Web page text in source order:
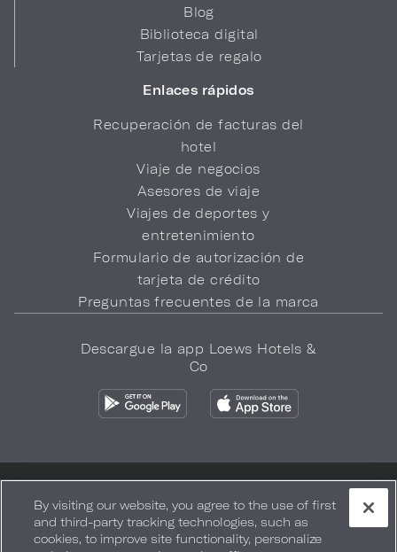
Blog
Biblioteca digital
Tarjetas de regalo
Enlaces rápidos
Recuperación de facturas del
hotel
Viaje de negocios
Asesores de viaje
Viajes de deportes y
entretenimiento
Formulario de autorización de
tarjeta de crédito
Preguntas frecuentes de la marca
Descargue la app Loews Hotels &
Co
Seguridad y bienestar Términos de Uso Accesibilidad
By visiting our website, you agree to the use of first
and third-party tracking technologies, such as
cookies, to improve site functionality, personalize